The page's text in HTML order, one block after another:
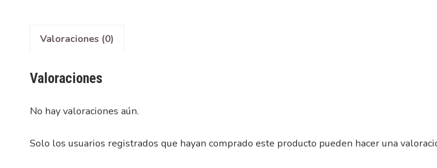
Valoraciones (0)
Valoraciones
No hay valoraciones aún.
Solo los usuarios registrados que hayan comprado este producto pueden hacer una